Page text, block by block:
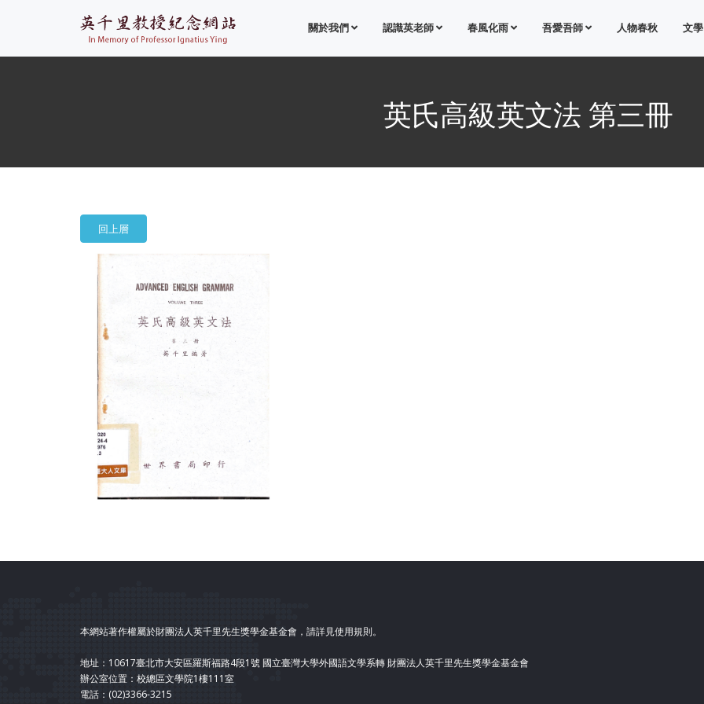
關於我們 認識英老師 春風化雨 吾愛吾師 人物春秋 文
英氏高級英文法 第三冊
回上層
本網站著作權屬於財團法人英千里先生獎學金基金會，請詳見使用規則。
地址：10617臺北市大安區羅斯福路4段1號 國立臺灣大學外國語文學系轉 財團法人英千里先生獎學金基金會
辦公室位置：校總區文學院1樓111室
電話：(02)3366-3215